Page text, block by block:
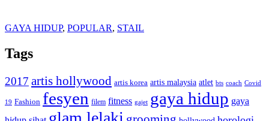
GAYA HIDUP, POPULAR, STAIL
Tags
2017 artis hollywood artis korea artis malaysia atlet bts coach Covid
19 Fashion fesyen filem fitness gajet gaya hidup gaya